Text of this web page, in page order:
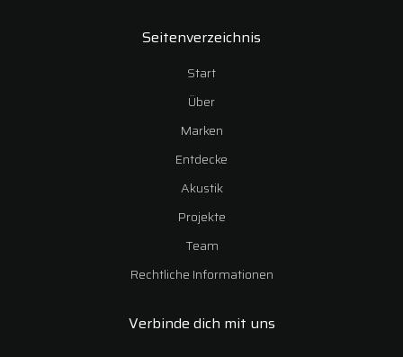
Seitenverzeichnis
Start
Über
Marken
Entdecke
Akustik
Projekte
Team
Rechtliche Informationen
Verbinde dich mit uns